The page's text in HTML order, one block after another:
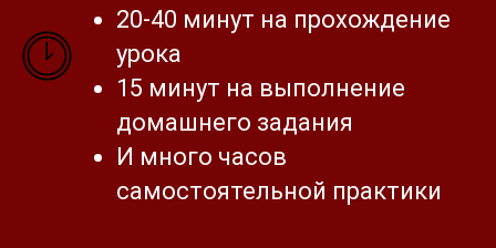
20-40 минут на прохождение
урока
15 минут на выполнение
домашнего задания
И много часов
самостоятельной практики